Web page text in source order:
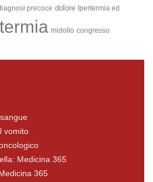
precoce dolore Ipertermia ed
midollo congresso
vomito
Medicina 365
365